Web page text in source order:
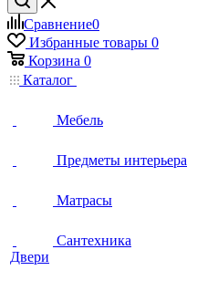
Сравнение0
Избранные товары 0
Корзина 0
Каталог
Мебель
Предметы интерьера
Матрасы
Сантехника
Двери